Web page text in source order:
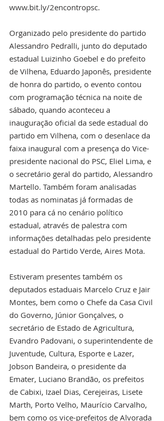
www.bit.ly/2encontropsc.
Organizado pelo presidente do partido
Alessandro Pedralli, junto do deputado
estadual Luizinho Goebel e do prefeito
de Vilhena, Eduardo Japonês, presidente
de honra do partido, o evento contou
com programação técnica na noite de
sábado, quando aconteceu a
inauguração oficial da sede estadual do
partido em Vilhena, com o desenlace da
faixa inaugural com a presença do Vice-
presidente nacional do PSC, Eliel Lima, e
o secretário geral do partido, Alessandro
Martello. Também foram analisadas
todas as nominatas já formadas de
2010 para cá no cenário político
estadual, através de palestra com
informações detalhadas pelo presidente
estadual do Partido Verde, Aires Mota.
Estiveram presentes também os
deputados estaduais Marcelo Cruz e Jair
Montes, bem como o Chefe da Casa Civil
do Governo, Júnior Gonçalves, o
secretário de Estado de Agricultura,
Evandro Padovani, o superintendente de
Juventude, Cultura, Esporte e Lazer,
Jobson Bandeira, o presidente da
Emater, Luciano Brandão, os prefeitos
de Cabixi, Izael Dias, Cerejeiras, Lisete
Marth, Porto Velho, Maurício Carvalho,
bem como os vice-prefeitos de Alvorada